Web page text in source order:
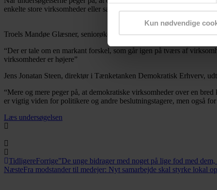
Kun nødvendige
enkelte store virksomheder eller særlige brancher. Derfor er fundene
Troels Mandøe Glæsner, seniorøkonom i Tænketanken Demokratisk
“Der er tale om en markant forskel, som går igen på tværs af
virksomheder er højere”
Jens Jonatan Steen, direktør i Tænketanken Demokratisk Erhverv,
“Mere og mere peger på, at demokratiske virksomheder over en
er vigtig viden for politikere og andre beslutningstagere, men også
Læs undersøgelsen
TidligereForrige”De unge bidrager med noget på lige fod med
NæsteFra modstander til medejer: Nyt samarbejde skal styrke lokal